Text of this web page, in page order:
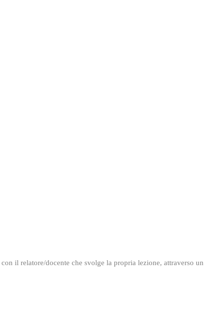
con il relatore/docente che svolge la propria lezione, attraverso un